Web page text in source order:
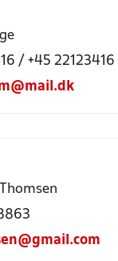
/ +45 22123416